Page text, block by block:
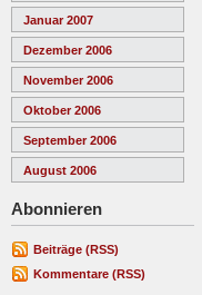
Januar 2007
Dezember 2006
November 2006
Oktober 2006
September 2006
August 2006
Abonnieren
Beiträge (RSS)
Kommentare (RSS)